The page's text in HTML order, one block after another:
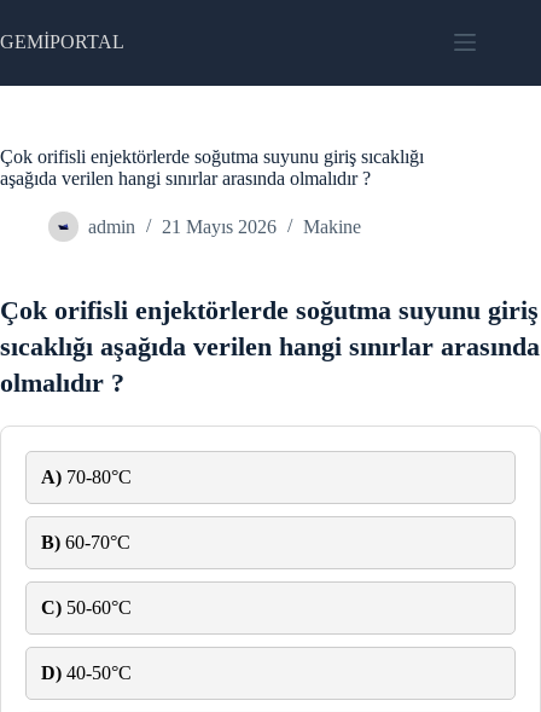
to
content
GEMİPORTAL
Çok orifisli enjektörlerde soğutma suyunu giriş sıcaklığı
aşağıda verilen hangi sınırlar arasında olmalıdır ?
admin 21 Mayıs 2026 Makine
Çok orifisli enjektörlerde soğutma suyunu giriş
sıcaklığı aşağıda verilen hangi sınırlar arasında
olmalıdır ?
A) 70-80°C
B) 60-70°C
C) 50-60°C
D) 40-50°C